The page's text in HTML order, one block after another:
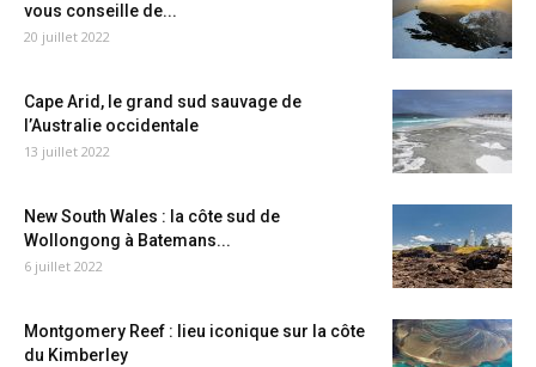
vous conseille de...
20 juillet 2022
Cape Arid, le grand sud sauvage de
l’Australie occidentale
13 juillet 2022
New South Wales : la côte sud de
Wollongong à Batemans...
6 juillet 2022
Montgomery Reef : lieu iconique sur la côte
du Kimberley